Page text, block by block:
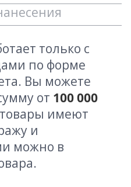
только с
по форме
Вы можете
от 100 000
имеют
и
можно в